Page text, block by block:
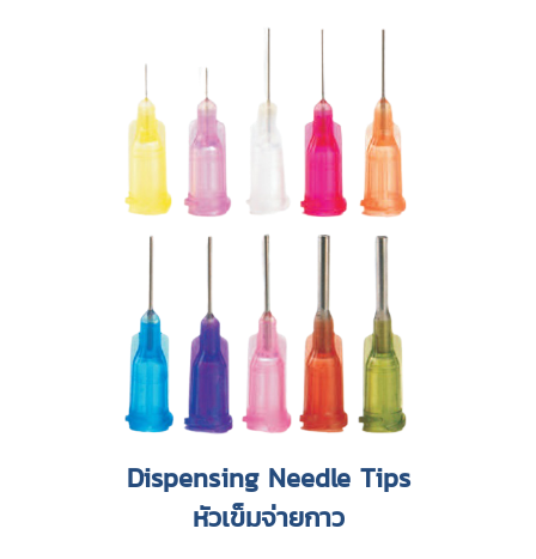
Dispensing Needle Tips
หัวเข็มจ่ายกาว